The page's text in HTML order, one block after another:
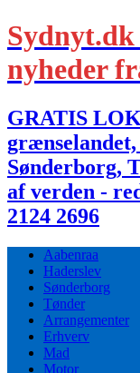
nyheder
GRATIS
Sønderborg,
af verden -
2124 2696
Aabenraa
Haderslev
Sønderborg
Tønder
Arrangementer
Erhverv
Mad
Motor